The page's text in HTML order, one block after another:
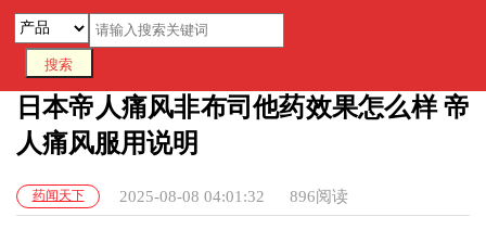
日本帝人痛风非布司他药效果怎么样 帝
人痛风服用说明
药闻天下 2025-08-08 04:01:32 896阅读